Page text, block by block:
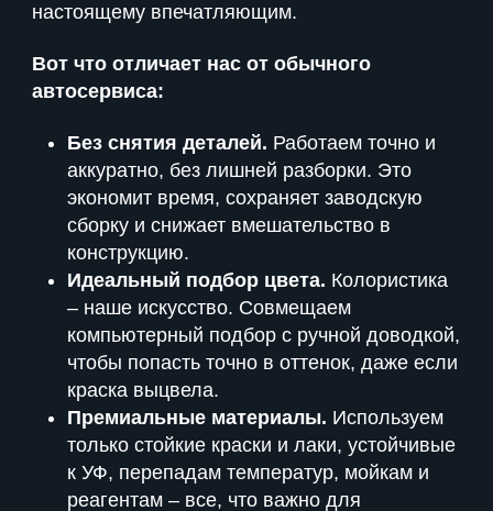
настоящему впечатляющим.
Вот что отличает нас от обычного
автосервиса:
Без снятия деталей. Работаем точно и
аккуратно, без лишней разборки. Это
экономит время, сохраняет заводскую
сборку и снижает вмешательство в
конструкцию.
Идеальный подбор цвета. Колористика
– наше искусство. Совмещаем
компьютерный подбор с ручной доводкой,
чтобы попасть точно в оттенок, даже если
краска выцвела.
Премиальные материалы. Используем
только стойкие краски и лаки, устойчивые
к УФ, перепадам температур, мойкам и
реагентам – все, что важно для